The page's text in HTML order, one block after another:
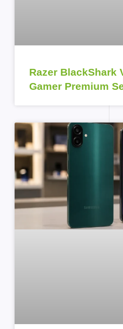
Razer BlackShark
Gamer Premium